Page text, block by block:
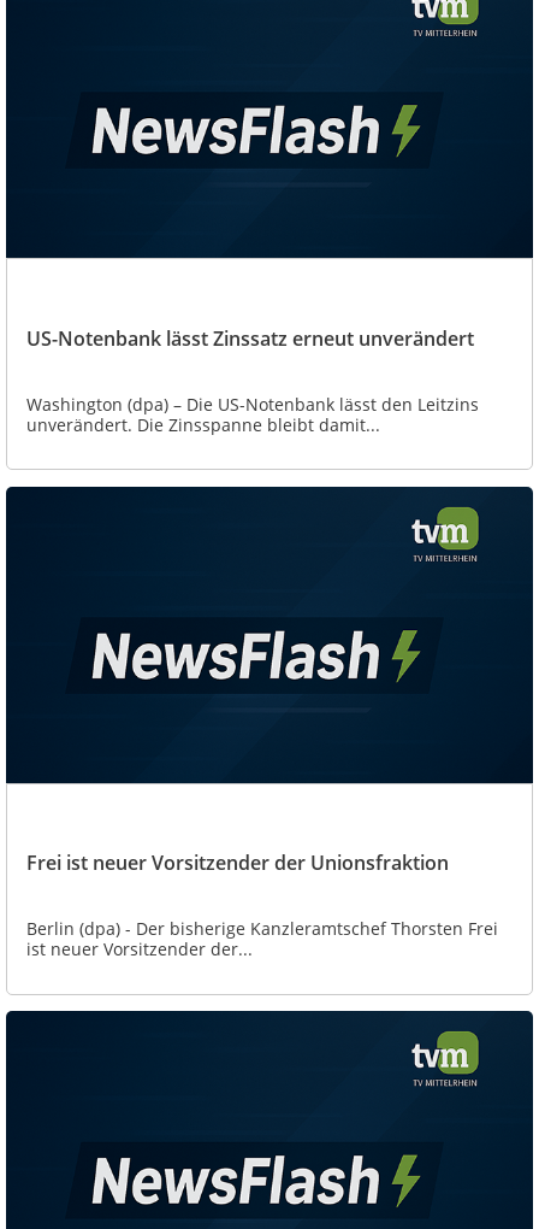
US-Notenbank lässt Zinssatz erneut unverändert
Washington (dpa) – Die US-Notenbank lässt den Leitzins
unverändert. Die Zinsspanne bleibt damit...
Frei ist neuer Vorsitzender der Unionsfraktion
Berlin (dpa) - Der bisherige Kanzleramtschef Thorsten Frei
ist neuer Vorsitzender der...